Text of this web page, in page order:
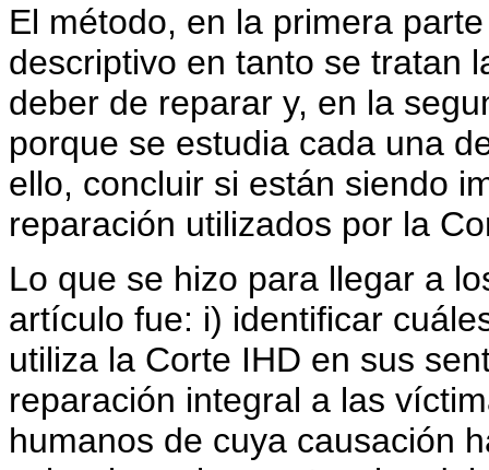
El método, en la primera
descriptivo en tanto se tratan
deber de reparar y, en la
porque se estudia cada una
ello, concluir si están siendo
reparación utilizados por la
Lo que se hizo para llegar a
artículo fue: i) identificar
utiliza la Corte IHD en sus
reparación integral a las
humanos de cuya causación